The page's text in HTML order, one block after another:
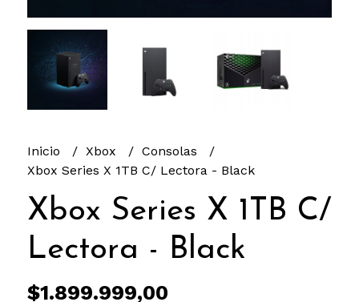
Inicio Xbox
Consolas
Xbox Series X 1TB C/ Lectora - Black
Xbox Series X 1TB C/
Lectora - Black
$1.899.999,00